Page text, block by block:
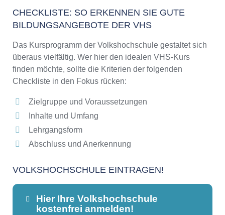
CHECKLISTE: SO ERKENNEN SIE GUTE
BILDUNGSANGEBOTE DER VHS
Das Kursprogramm der Volkshochschule gestaltet sich
überaus vielfältig. Wer hier den idealen VHS-Kurs
finden möchte, sollte die Kriterien der folgenden
Checkliste in den Fokus rücken:
Zielgruppe und Voraussetzungen
Inhalte und Umfang
Lehrgangsform
Abschluss und Anerkennung
VOLKSHOCHSCHULE EINTRAGEN!
Hier Ihre Volkshochschule
kostenfrei anmelden!